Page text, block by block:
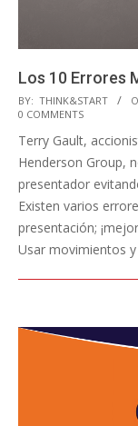
Los 10 Errores
2014-
05-
15
BY: THINK&START
0 COMMENTS
Terry Gault,
Henderson Group,
presentador
Existen varios
presentación;
Usar movimientos